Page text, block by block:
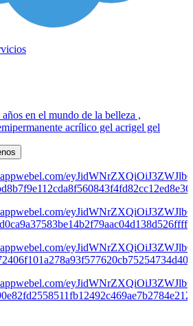
en el mundo de la belleza ,
acrílico gel acrigel gel